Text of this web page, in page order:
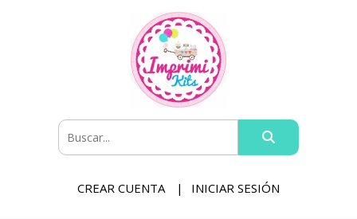
CREAR CUENTA INICIAR SESIÓN